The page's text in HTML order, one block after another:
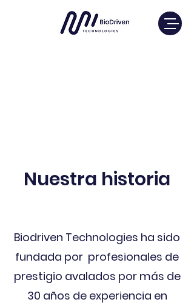
Nuestra historia
Biodriven Technologies ha sido
fundada por profesionales de
prestigio avalados por más de
30 años de experiencia en